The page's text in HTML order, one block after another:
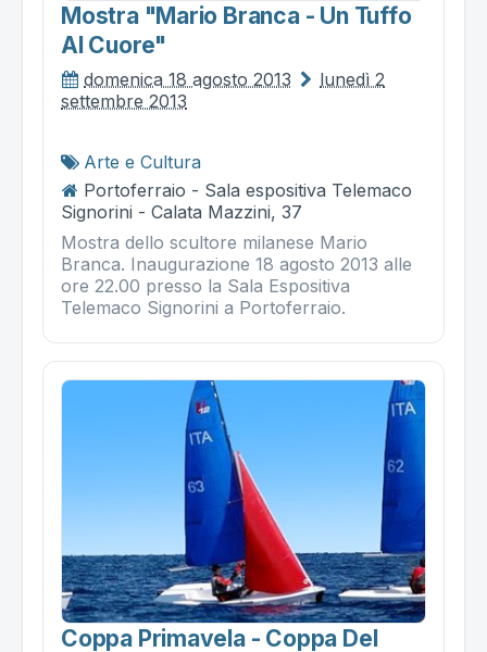
Mostra "mario Branca - Un Tuffo
Al Cuore"
domenica 18 agosto 2013
lunedì 2
settembre 2013
Arte e Cultura
Portoferraio - Sala espositiva Telemaco
Signorini - Calata Mazzini, 37
Mostra dello scultore milanese Mario
Branca. Inaugurazione 18 agosto 2013 alle
ore 22.00 presso la Sala Espositiva
Telemaco Signorini a Portoferraio.
Coppa Primavela - Coppa Del